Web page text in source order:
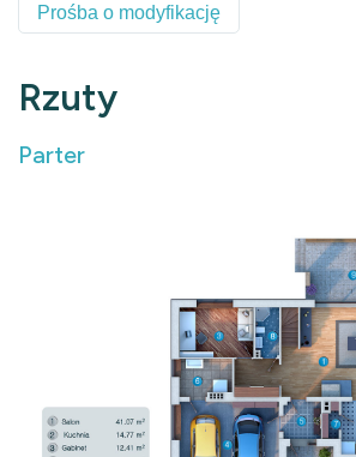
Prośba o modyfikację
Rzuty
Parter